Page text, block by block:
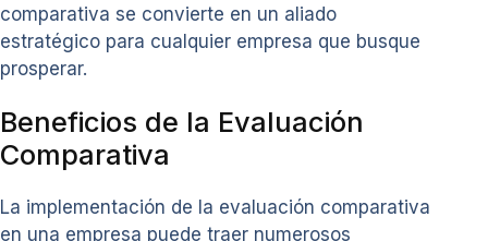
comparativa se convierte en un aliado
estratégico para cualquier empresa que busque
prosperar.
Beneficios de la Evaluación
Comparativa
La implementación de la evaluación comparativa
en una empresa puede traer numerosos